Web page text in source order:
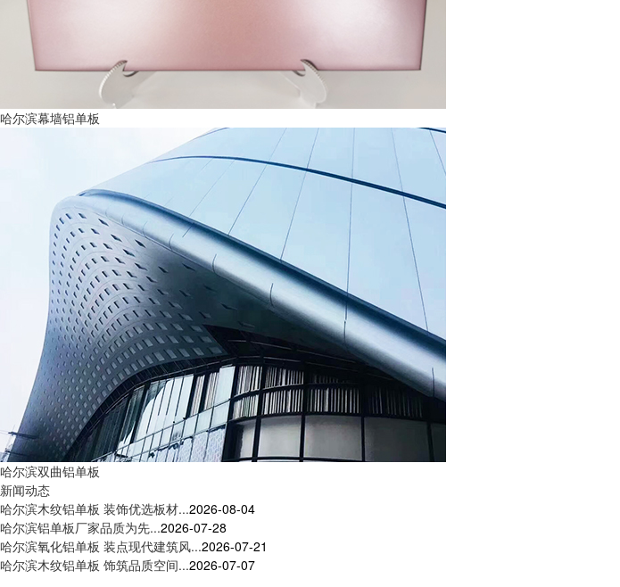
哈尔滨幕墙铝单板
哈尔滨双曲铝单板
新闻动态
哈尔滨木纹铝单板 装饰优选板材...2026-08-04
哈尔滨铝单板厂家品质为先...2026-07-28
哈尔滨氧化铝单板 装点现代建筑风...2026-07-21
哈尔滨木纹铝单板 饰筑品质空间...2026-07-07